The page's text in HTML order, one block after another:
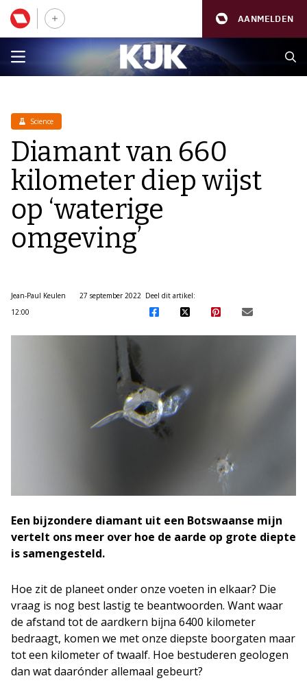
AANMELDEN
Science
Diamant van 660
kilometer diep wijst
op ‘waterige
omgeving’
Jean-Paul Keulen
27 september 2022
12:00
Deel dit artikel:
Een bijzondere diamant uit een Botswaanse mijn
vertelt ons meer over hoe de aarde op grote diepte
is samengesteld.
Hoe zit de planeet onder onze voeten in elkaar? Die
vraag is nog best lastig te beantwoorden. Want waar
de afstand tot de aardkern bijna 6400 kilometer
bedraagt, komen we met onze diepste boorgaten maar
tot een kilometer of twaalf. Hoe bestuderen geologen
dan wat daarónder allemaal gebeurt?